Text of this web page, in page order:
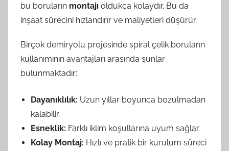
bu boruların montajı oldukça kolaydır. Bu da
inşaat sürecini hızlandırır ve maliyetleri düşürür.
Birçok demiryolu projesinde spiral çelik boruların
kullanımının avantajları arasında şunlar
bulunmaktadır:
Dayanıklılık: Uzun yıllar boyunca bozulmadan
kalabilir.
Esneklik: Farklı iklim koşullarına uyum sağlar.
Kolay Montaj: Hızlı ve pratik bir kurulum süreci